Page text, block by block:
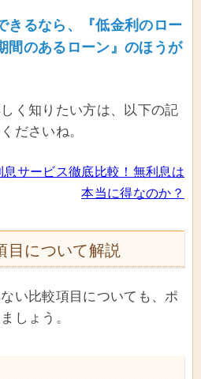
きるなら、『低金利のロー
間のあるローン』のほうが
く知りたい方は、以下の記
ださいね。
サービス徹底比較！無利息は
本当に得なのか？
目について解説
い比較項目についても、ポ
しょう。